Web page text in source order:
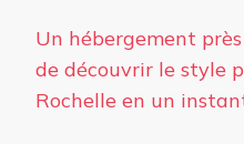
Un hébergement
de découvrir le style
Rochelle en un